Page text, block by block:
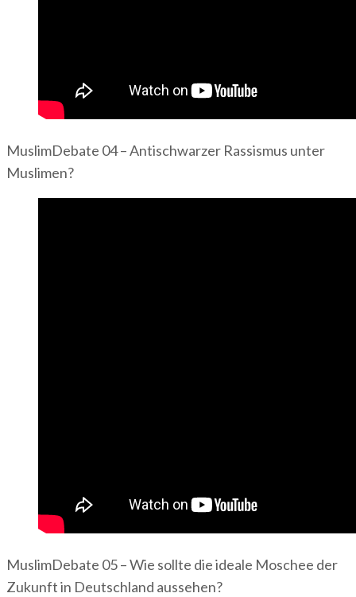
MuslimDebate 04 – Antischwarzer Rassismus unter
Muslimen?
MuslimDebate 05 – Wie sollte die ideale Moschee der
Zukunft in Deutschland aussehen?